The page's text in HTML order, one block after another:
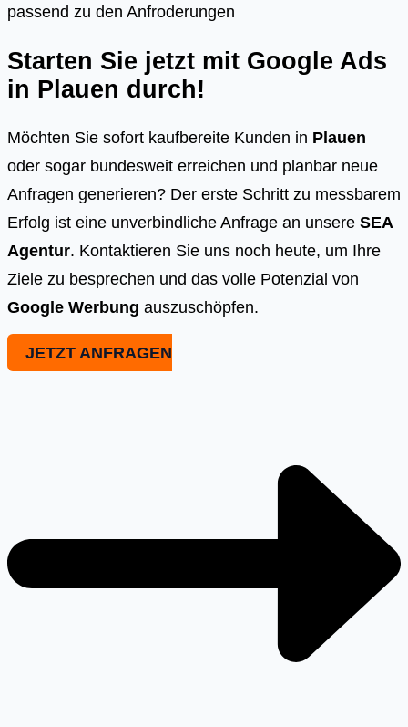
passend zu den Anfroderungen
Starten Sie jetzt mit Google Ads
in Plauen durch!
Möchten Sie sofort kaufbereite Kunden in Plauen
oder sogar bundesweit erreichen und planbar neue
Anfragen generieren? Der erste Schritt zu messbarem
Erfolg ist eine unverbindliche Anfrage an unsere SEA
Agentur. Kontaktieren Sie uns noch heute, um Ihre
Ziele zu besprechen und das volle Potenzial von
Google Werbung auszuschöpfen.
JETZT ANFRAGEN